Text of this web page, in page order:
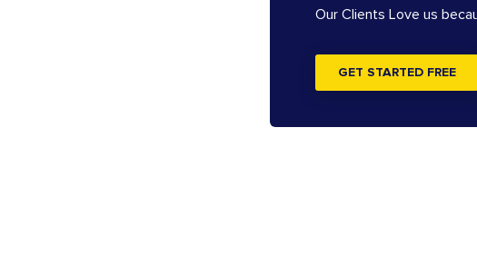
Our Clients Love us
GET STARTED FREE